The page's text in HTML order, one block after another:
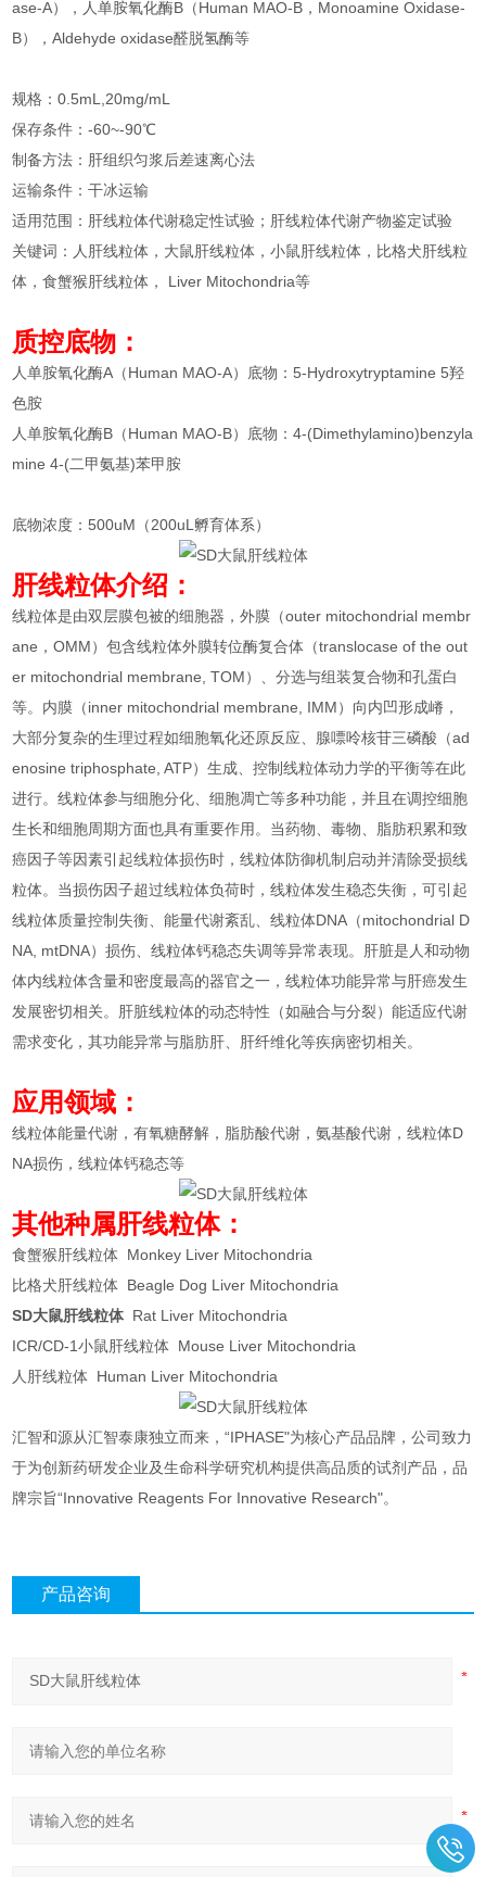
ase-A），人单胺氧化酶B（Human MAO-B，Monoamine Oxidase-
B），Aldehyde oxidase醛脱氢酶等
规格：0.5mL,20mg/mL
保存条件：-60~-90℃
制备方法：肝组织匀浆后差速离心法
运输条件：干冰运输
适用范围：肝线粒体代谢稳定性试验；肝线粒体代谢产物鉴定试验
关键词：人肝线粒体，大鼠肝线粒体，小鼠肝线粒体，比格犬肝线粒
体，食蟹猴肝线粒体， Liver Mitochondria等
质控底物：
人单胺氧化酶A（Human MAO-A）底物：5-Hydroxytryptamine 5羟
色胺
人单胺氧化酶B（Human MAO-B）底物：4-(Dimethylamino)benzyla
mine 4-(二甲氨基)苯甲胺
底物浓度：500uM（200uL孵育体系）
肝线粒体介绍：
线粒体是由双层膜包被的细胞器，外膜（outer mitochondrial membr
ane，OMM）包含线粒体外膜转位酶复合体（translocase of the out
er mitochondrial membrane, TOM）、分选与组装复合物和孔蛋白
等。内膜（inner mitochondrial membrane, IMM）向内凹形成嵴，
大部分复杂的生理过程如细胞氧化还原反应、腺嘌呤核苷三磷酸（ad
enosine triphosphate, ATP）生成、控制线粒体动力学的平衡等在此
进行。线粒体参与细胞分化、细胞凋亡等多种功能，并且在调控细胞
生长和细胞周期方面也具有重要作用。当药物、毒物、脂肪积累和致
癌因子等因素引起线粒体损伤时，线粒体防御机制启动并清除受损线
粒体。当损伤因子超过线粒体负荷时，线粒体发生稳态失衡，可引起
线粒体质量控制失衡、能量代谢紊乱、线粒体DNA（mitochondrial D
NA, mtDNA）损伤、线粒体钙稳态失调等异常表现。肝脏是人和动物
体内线粒体含量和密度最高的器官之一，线粒体功能异常与肝癌发生
发展密切相关。肝脏线粒体的动态特性（如融合与分裂）能适应代谢
需求变化，其功能异常与脂肪肝、肝纤维化等疾病密切相关。
应用领域：
线粒体能量代谢，有氧糖酵解，脂肪酸代谢，氨基酸代谢，线粒体D
NA损伤，线粒体钙稳态等
其他种属肝线粒体：
食蟹猴肝线粒体 Monkey Liver Mitochondria
比格犬肝线粒体 Beagle Dog Liver Mitochondria
SD大鼠肝线粒体Rat Liver Mitochondria
ICR/CD-1小鼠肝线粒体 Mouse Liver Mitochondria
人肝线粒体 Human Liver Mitochondria
汇智和源从汇智泰康独立而来，“IPHASE"为核心产品品牌，公司致力
于为创新药研发企业及生命科学研究机构提供高品质的试剂产品，品
牌宗旨“Innovative Reagents For Innovative Research"。
产品咨询